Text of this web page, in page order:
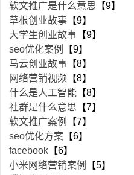
软文推广是什么意思 【9】
草根创业故事 【9】
大学生创业故事 【9】
seo优化案例
【9】
马云创业故事 【8】
网络营销视频 【8】
什么是人工智能 【8】
社群是什么意思 【7】
软文推广案例
【7】
seo优化方案 【6】
facebook 【6】
小米网络营销案例
【5】